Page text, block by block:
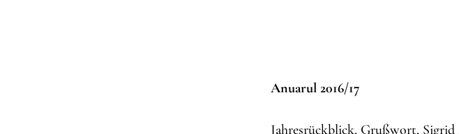
Anuarul 2016/17
Jahresrückblick, Grußwort,